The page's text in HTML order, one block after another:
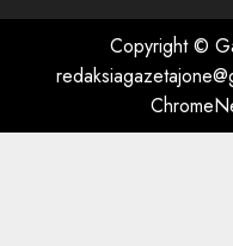
Copyright ©